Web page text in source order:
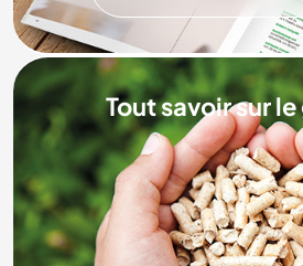
Tout savoir sur